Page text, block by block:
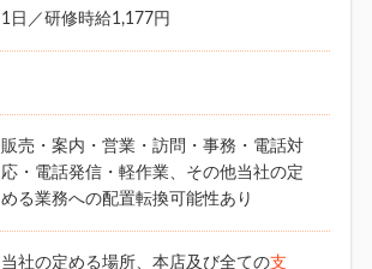
1日／研修時給1,177円
販売・案内・営業・訪問・事務・電話対
応・電話発信・軽作業、その他当社の定
める業務への配置転換可能性あり
当社の定める場所、本店及び全ての支